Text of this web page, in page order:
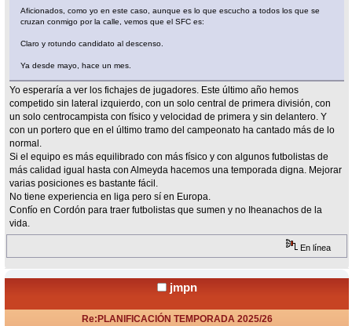
Aficionados, como yo en este caso, aunque es lo que escucho a todos los que se
cruzan conmigo por la calle, vemos que el SFC es:
Claro y rotundo candidato al descenso.
Ya desde mayo, hace un mes.
Yo esperaría a ver los fichajes de jugadores. Este último año hemos
competido sin lateral izquierdo, con un solo central de primera división, con
un solo centrocampista con físico y velocidad de primera y sin delantero. Y
con un portero que en el último tramo del campeonato ha cantado más de lo
normal.
Si el equipo es más equilibrado con más físico y con algunos futbolistas de
más calidad igual hasta con Almeyda hacemos una temporada digna. Mejorar
varias posiciones es bastante fácil.
No tiene experiencia en liga pero sí en Europa.
Confío en Cordón para traer futbolistas que sumen y no Iheanachos de la
vida.
En línea
jmpn
Re:PLANIFICACIÓN TEMPORADA 2025/26